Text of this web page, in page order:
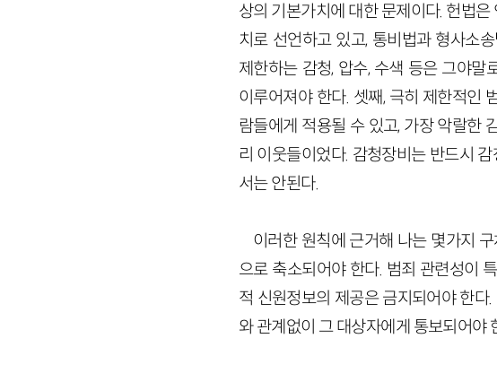
상의 기본가치에 대한 문제이다. 헌법
치로 선언하고 있고, 통비법과 형사소
제한하는 감청, 압수, 수색 등은 그야
이루어져야 한다. 셋째, 극히 제한적인
람들에게 적용될 수 있고, 가장 악랄한
리 이웃들이었다. 감청장비는 반드시
서는 안된다.
이러한 원칙에 근거해 나는 몇가지
으로 축소되어야 한다. 범죄 관련성이
적 신원정보의 제공은 금지되어야 한
와 관계없이 그 대상자에게 통보되어야